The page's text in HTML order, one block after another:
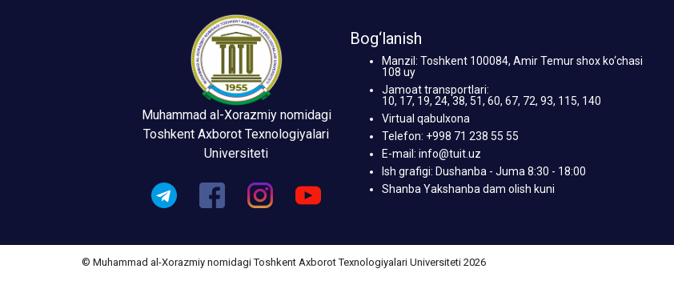
Muhammad al-Xorazmiy nomidagi
Toshkent Axborot Texnologiyalari
Universiteti
Bog‘lanish
Manzil: Toshkent 100084, Amir Temur shox ko‘chasi
108 uy
Jamoat transportlari:
10, 17, 19, 24, 38, 51, 60, 67, 72, 93, 115, 140
Virtual qabulxona
Telefon: +998 71 238 55 55
E-mail: info@tuit.uz
Ish grafigi: Dushanba - Juma 8:30 - 18:00
Shanba Yakshanba dam olish kuni
© Muhammad al-Xorazmiy nomidagi Toshkent Axborot Texnologiyalari Universiteti 2026